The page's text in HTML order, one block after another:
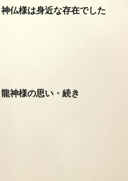
神仏様は身近な存在でした
龍神様の思い・続き